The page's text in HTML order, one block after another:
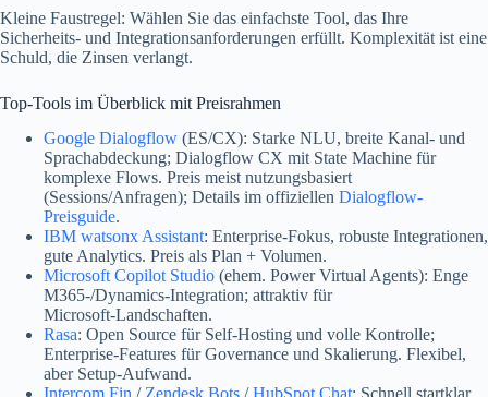
Kleine Faustregel: Wählen Sie das einfachste Tool, das Ihre
Sicherheits- und Integrationsanforderungen erfüllt. Komplexität ist eine
Schuld, die Zinsen verlangt.
Top-Tools im Überblick mit Preisrahmen
Google Dialogflow (ES/CX): Starke NLU, breite Kanal‑ und
Sprachabdeckung; Dialogflow CX mit State Machine für
komplexe Flows. Preis meist nutzungsbasiert
(Sessions/Anfragen); Details im offiziellen Dialogflow-
Preisguide.
IBM watsonx Assistant: Enterprise‑Fokus, robuste Integrationen,
gute Analytics. Preis als Plan + Volumen.
Microsoft Copilot Studio (ehem. Power Virtual Agents): Enge
M365-/Dynamics‑Integration; attraktiv für
Microsoft‑Landschaften.
Rasa: Open Source für Self‑Hosting und volle Kontrolle;
Enterprise‑Features für Governance und Skalierung. Flexibel,
aber Setup‑Aufwand.